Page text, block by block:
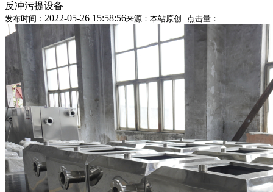
反冲污提设备
发布时间： 2022-05-26 15:58:56来源：本站原创 点击量：